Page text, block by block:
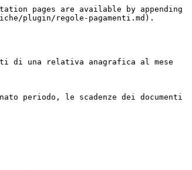
pages are available by appending
plugin/regole-pagamenti.md).
di una relativa anagrafica al mese
periodo, le scadenze dei documenti